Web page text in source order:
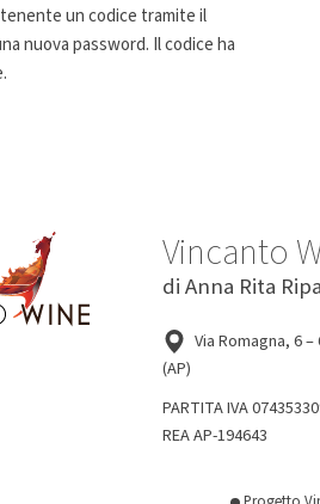
un codice tramite il
nuova password. Il codice ha
Vincanto
di Anna Rita
Via Romagna, 6
(AP)
PARTITA IVA
REA AP-194643